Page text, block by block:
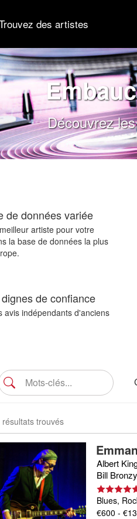
des artistes
Découvrez
de données variée
artiste pour votre
la base de données la plus
de confiance
avis indépendants d'anciens
résultats trouvés
Albert
Bill Bronzy
Blues,
€600 -